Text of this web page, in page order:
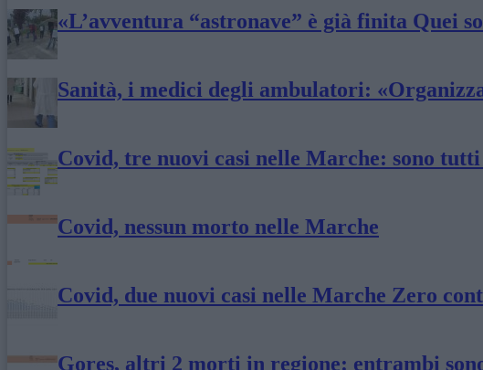
«L’avventura “astronave” è già finita Quei
Sanità, i medici degli ambulatori:
Covid, tre nuovi casi nelle Marche: sono
Covid, nessun morto nelle Marche
Covid, due nuovi casi nelle Marche Zero
Gores, altri 2 morti in regione: entrambi